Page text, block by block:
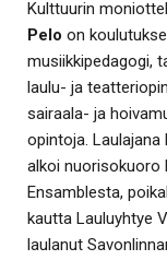
Kulttuurin
Pelo on
musiikkipedagogi,
laulu- ja
sairaala- ja
opintoja. Laulajana
alkoi nuorisokuoro
Ensamblesta,
kautta Lauluyhtye
laulanut